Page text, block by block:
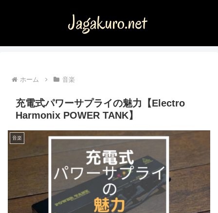
ホーム 音楽
充電式パワーサプライの魅力【Electro
Harmonix POWER TANK】
音楽